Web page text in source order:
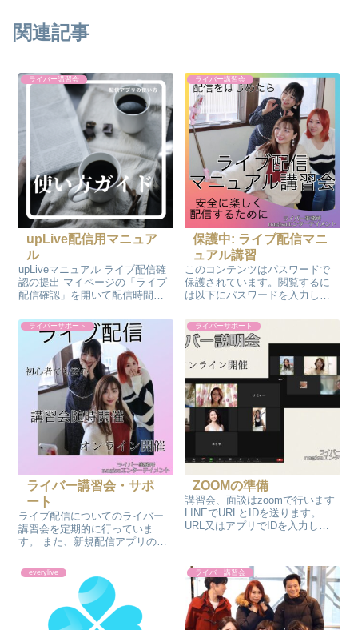
関連記事
ライバー講習会
upLive配信用マニュア
ル
upLiveマニュアル ライブ配信確
認の提出 マイページの「ライブ
配信確認」を開いて配信時間や
ータなどを見ることでアドバイ
スなどが可能です マイページの
「ライブ配信確認」のスクショ
（配信時間とコイン数が載って
い...
ライバー講習会
保護中: ライブ配信マニ
ュアル講習
このコンテンツはパスワードで
保護されています。閲覧するに
は以下にパスワードを入力して
ライバーサポート
ライバー講習会・サポ
ート
ライブ配信についてのライバー
講習会を定期的に行っていま
す。 また、新規配信アプリの説
のでご参加ください。 配信の相
談はLINE相談の他、電話、zoom
での相談も受付していますの
で、まずは気軽にLINEでご相談
くだ...
ライバーサポート
ZOOMの準備
講習会、面談はzoomで行います
LINEでURLとIDを送ります。
URL又はアプリでIDを入力して
す。（説明会はオフでも可能）
ZOOMの準備 パソコンの場合 パ
ソコンに内蔵カメ...
everylive ライバー講習会